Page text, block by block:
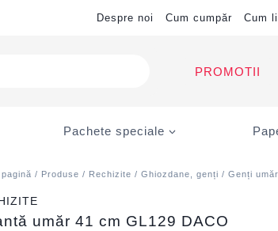
Despre noi Cum cumpăr Cum
PROMOTII
Pachete speciale
/ Produse / Rechizite /Ghiozdane, genți /Genți umăr
umăr 41 cm GL129 DACO